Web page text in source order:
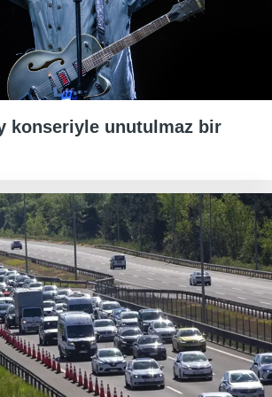
konseriyle unutulmaz bir